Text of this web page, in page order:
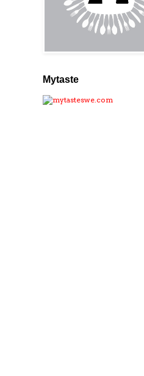
Mytaste